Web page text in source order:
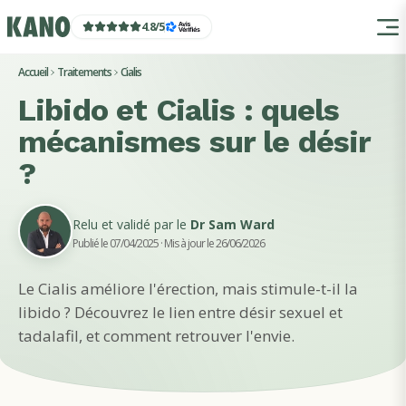
4.8/5
Accueil Traitements Cialis
Libido et Cialis : quels
mécanismes sur le désir
?
Relu et validé par le Dr Sam Ward
Publié le 07/04/2025· Mis à jour le 26/06/2026
Le Cialis améliore l'érection, mais stimule-t-il la
libido ? Découvrez le lien entre désir sexuel et
tadalafil, et comment retrouver l'envie.